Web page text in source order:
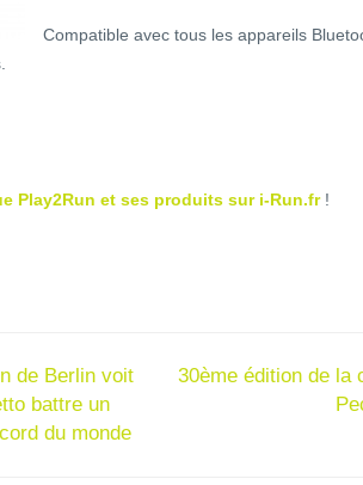
Compatible avec tous les appareils
Play2Run et ses produits sur i-Run.fr !
de Berlin voit
battre un
du monde
30ème édition de la